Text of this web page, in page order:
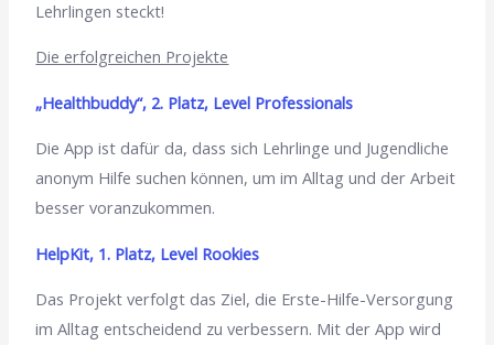
Lehrlingen steckt!
Die erfolgreichen Projekte
„Healthbuddy“, 2. Platz, Level Professionals
Die App ist dafür da, dass sich Lehrlinge und Jugendliche
anonym Hilfe suchen können, um im Alltag und der Arbeit
besser voranzukommen.
HelpKit, 1. Platz, Level Rookies
Das Projekt verfolgt das Ziel, die Erste-Hilfe-Versorgung
im Alltag entscheidend zu verbessern. Mit der App wird